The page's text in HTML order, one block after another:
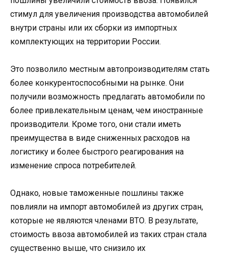
стимул для увеличения производства автомобилей
внутри страны или их сборки из импортных
комплектующих на территории России.
Это позволило местным автопроизводителям стать
более конкурентоспособными на рынке. Они
получили возможность предлагать автомобили по
более привлекательным ценам, чем иностранные
производители. Кроме того, они стали иметь
преимущества в виде сниженных расходов на
логистику и более быстрого реагирования на
изменение спроса потребителей.
Однако, новые таможенные пошлины также
повлияли на импорт автомобилей из других стран,
которые не являются членами ВТО. В результате,
стоимость ввоза автомобилей из таких стран стала
существенно выше, что снизило их